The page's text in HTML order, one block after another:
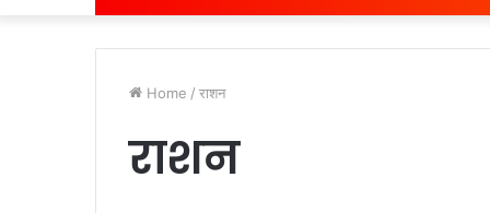
Home / राशन
राशन